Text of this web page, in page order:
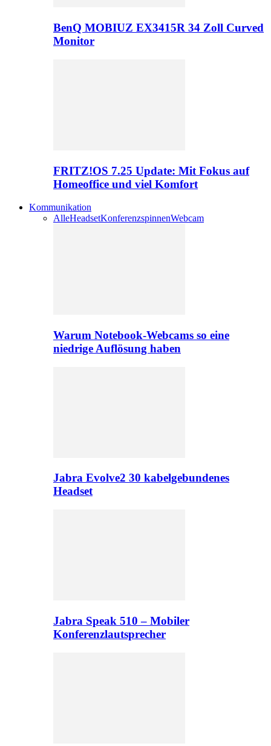
BenQ MOBIUZ EX3415R 34 Zoll Curved
Monitor
FRITZ!OS 7.25 Update: Mit Fokus auf
Homeoffice und viel Komfort
Kommunikation
AlleHeadsetKonferenzspinnenWebcam
Warum Notebook-Webcams so eine
niedrige Auflösung haben
Jabra Evolve2 30 kabelgebundenes
Headset
Jabra Speak 510 – Mobiler
Konferenzlautsprecher